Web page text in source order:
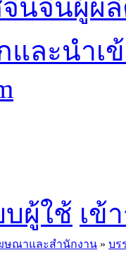
บผู้ใช้ เข้
ษณาและสำนักงาน » บร